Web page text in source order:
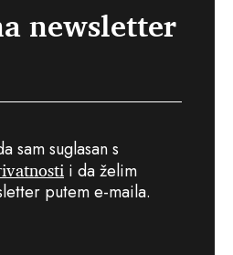
newsletter
sam suglasan s
i da želim
putem e-maila.